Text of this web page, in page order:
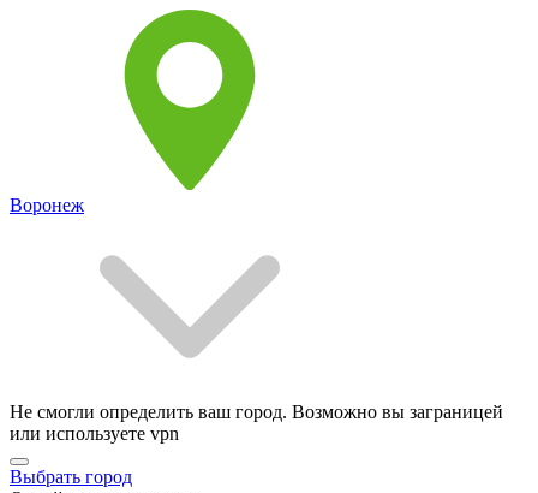
Воронеж
Не смогли определить ваш город. Возможно вы заграницей
или используете vpn
Выбрать город